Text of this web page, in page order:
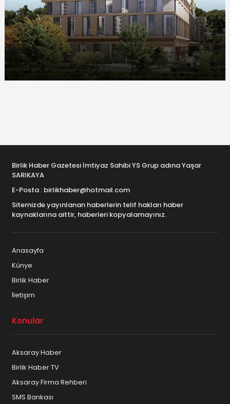
Birlik Haber Gazetesi İmtiyaz Sahibi YS Grup adına Yaşar
SARIKAYA
E-Posta : birlikhaber@hotmail.com
Sitemizde yayınlanan haberlerin telif hakları haber
kaynaklarına aittir, haberleri kopyalamayınız.
Anasayfa
Künye
Birlik Haber
İletişim
Konular
Aksaray Haber
Birlik Haber TV
Aksaray Firma Rehberi
SMS Bankası